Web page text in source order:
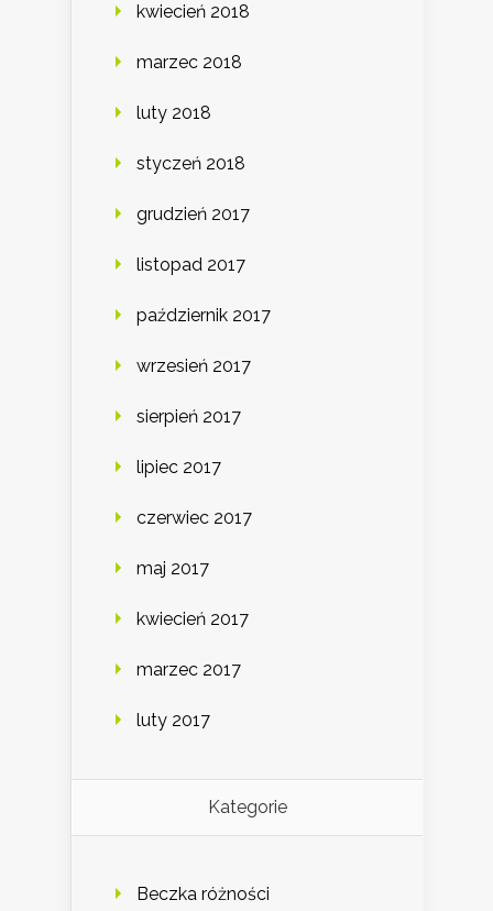
kwiecień 2018
marzec 2018
luty 2018
styczeń 2018
grudzień 2017
listopad 2017
październik 2017
wrzesień 2017
sierpień 2017
lipiec 2017
czerwiec 2017
maj 2017
kwiecień 2017
marzec 2017
luty 2017
Kategorie
Beczka różności